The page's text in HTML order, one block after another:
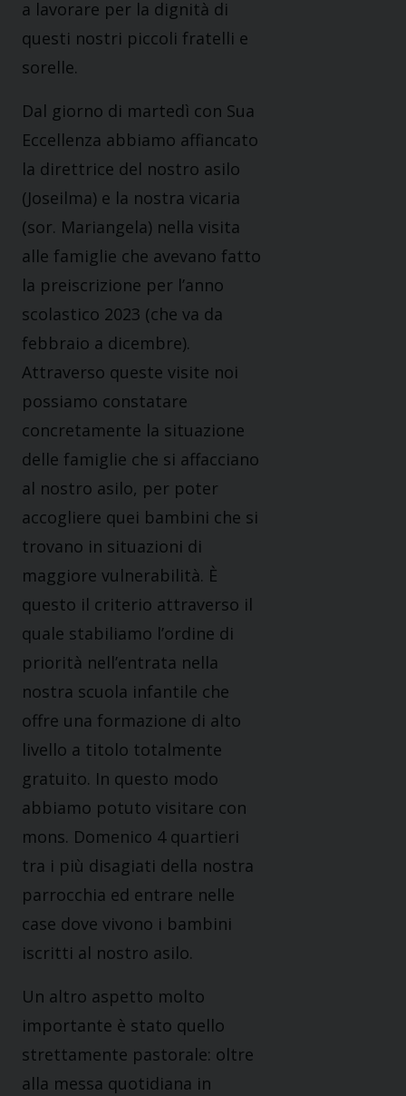
a lavorare per la dignità di
questi nostri piccoli fratelli e
sorelle.
Dal giorno di martedì con Sua
Eccellenza abbiamo affiancato
la direttrice del nostro asilo
(Joseilma) e la nostra vicaria
(sor. Mariangela) nella visita
alle famiglie che avevano fatto
la preiscrizione per l’anno
scolastico 2023 (che va da
febbraio a dicembre).
Attraverso queste visite noi
possiamo constatare
concretamente la situazione
delle famiglie che si affacciano
al nostro asilo, per poter
accogliere quei bambini che si
trovano in situazioni di
maggiore vulnerabilità. È
questo il criterio attraverso il
quale stabiliamo l’ordine di
priorità nell’entrata nella
nostra scuola infantile che
offre una formazione di alto
livello a titolo totalmente
gratuito. In questo modo
abbiamo potuto visitare con
mons. Domenico 4 quartieri
tra i più disagiati della nostra
parrocchia ed entrare nelle
case dove vivono i bambini
iscritti al nostro asilo.
Un altro aspetto molto
importante è stato quello
strettamente pastorale: oltre
alla messa quotidiana in